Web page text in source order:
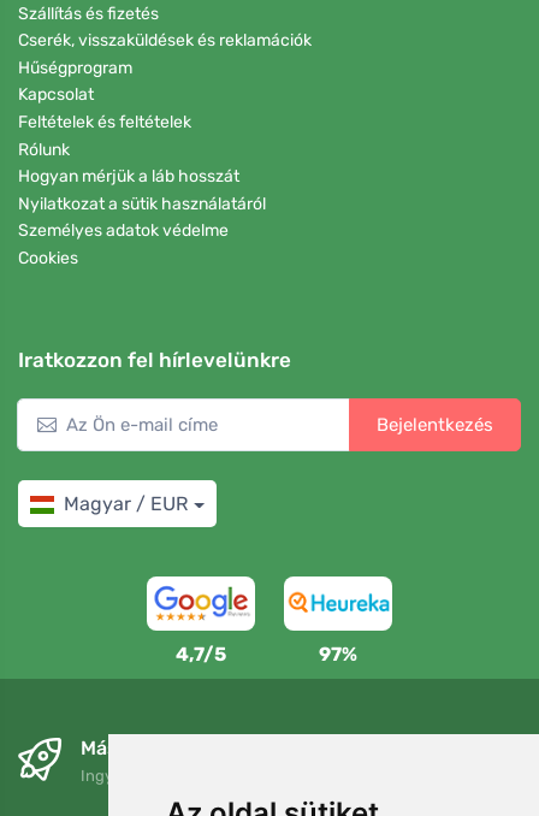
Szállítás és fizetés
Cserék, visszaküldések és reklamációk
Hűségprogram
Kapcsolat
Feltételek és feltételek
Rólunk
Hogyan mérjük a láb hosszát
Nyilatkozat a sütik használatáról
Személyes adatok védelme
Cookies
Iratkozzon fel hírlevelünkre
Bejelentkezés
Magyar / EUR
4,7/5 97%
Másnapra és ingyenesen
Ingyenes szállítás a következő összeg felett: 80 EUR